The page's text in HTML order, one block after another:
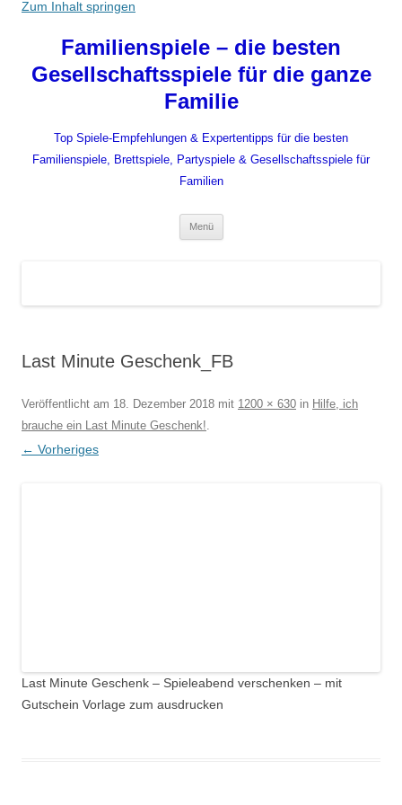
Zum Inhalt springen
Familienspiele – die besten
Gesellschaftsspiele für die ganze
Familie
Top Spiele-Empfehlungen & Expertentipps für die besten
Familienspiele, Brettspiele, Partyspiele & Gesellschaftsspiele für
Familien
Menü
Last Minute Geschenk_FB
Veröffentlicht am 18. Dezember 2018 mit 1200 × 630 in Hilfe, ich
brauche ein Last Minute Geschenk!.
← Vorheriges
Last Minute Geschenk – Spieleabend verschenken – mit
Gutschein Vorlage zum ausdrucken